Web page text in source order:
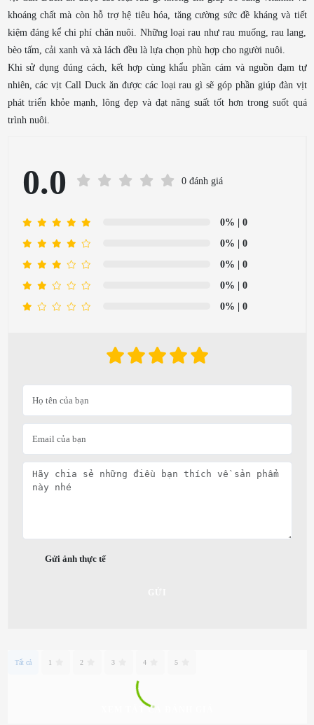
khoáng chất mà còn hỗ trợ hệ tiêu hóa, tăng cường sức đề kháng và tiết
kiệm đáng kể chi phí chăn nuôi. Những loại rau như rau muống, rau lang,
bèo tấm, cải xanh và xà lách đều là lựa chọn phù hợp cho người nuôi.
Khi sử dụng đúng cách, kết hợp cùng khẩu phần cám và nguồn đạm tự
nhiên, các vịt Call Duck ăn được các loại rau gì sẽ góp phần giúp đàn vịt
phát triển khỏe mạnh, lông đẹp và đạt năng suất tốt hơn trong suốt quá
trình nuôi.
0.0 0 đánh giá
0% | 0
0% | 0
0% | 0
0% | 0
0% | 0
Gửi ảnh thực tế
Tất cả 1 2 3 4 5
XEM TẤT CẢ ĐÁNH GIÁ